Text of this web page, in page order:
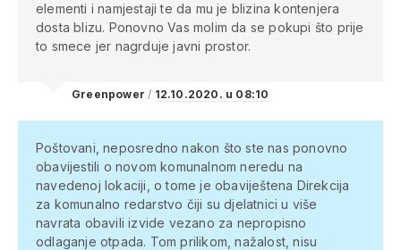
elementi i namjestaji te da mu je blizina kontenjera
dosta blizu. Ponovno Vas molim da se pokupi što prije
to smece jer nagrduje javni prostor.
Greenpower / 12.10.2020. u 08:10
Poštovani, neposredno nakon što ste nas ponovno
obavijestili o novom komunalnom neredu na
navedenoj lokaciji, o tome je obaviještena Direkcija
za komunalno redarstvo čiji su djelatnici u više
navrata obavili izvide vezano za nepropisno
odlaganje otpada. Tom prilikom, nažalost, nisu